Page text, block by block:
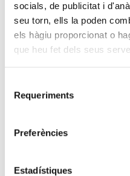
socials, de publicitat i
seu torn, ells la poden
els hàgiu proporcionat o
que heu fet dels seus
Requeriments
Preferències
Estadístiques
CÀRITAS